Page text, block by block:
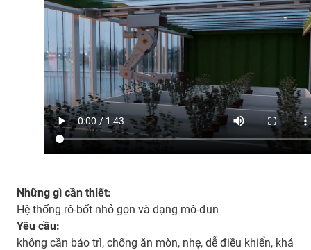
Những gì cần thiết:
Hệ thống rô-bốt nhỏ gọn và dạng mô-đun
Yêu cầu:
không cần bảo trì, chống ăn mòn, nhẹ, dễ điều khiển, khả